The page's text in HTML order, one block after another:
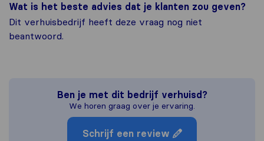
Wat is het beste advies dat je klanten zou geven?
Dit verhuisbedrijf heeft deze vraag nog niet
beantwoord.
Ben je met dit bedrijf verhuisd?
We horen graag over je ervaring.
Schrijf een review